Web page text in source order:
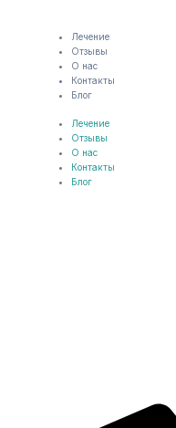
Лечение
Отзывы
О нас
Контакты
Блог
Лечение
Отзывы
О нас
Контакты
Блог